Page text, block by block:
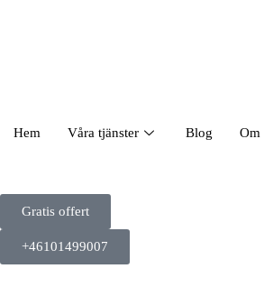
Hem Våra tjänster Blog Om
Gratis offert
+46101499007